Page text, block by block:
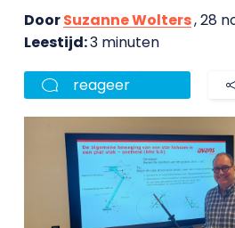
DoorSuzanne Wolters, 28
Leestijd:3 minuten
reageer